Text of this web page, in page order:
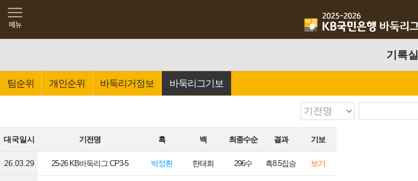
기록실
팀순위 개인순위 바둑리거정보 바둑리그기보
대국일시 기전명 흑 백 최종수순 결과 기보
26.03.29 25-26 KB바둑리그 CP3-5 박정환 한태희 296수 흑8.5집승 보기